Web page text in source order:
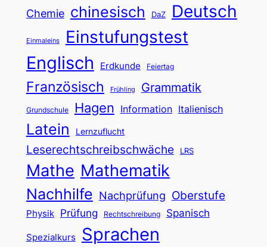
Chemie chinesisch DaZ Deutsch
Einmaleins Einstufungstest
Englisch Erdkunde Feiertag
Französisch Frühling Grammatik
Grundschule Hagen Information Italienisch
Latein Lernzuflucht
Leserechtschreibschwäche LRS
Mathe Mathematik
Nachhilfe Nachprüfung Oberstufe
Physik Prüfung Rechtschreibung Spanisch
Spezialkurs
Sprachen